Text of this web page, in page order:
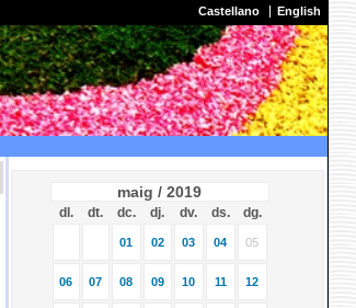
Castellano English
maig / 2019
dl. dt. dc. dj. dv. ds. dg.
01 02 03 04 05
06 07 08 09 10 11 12